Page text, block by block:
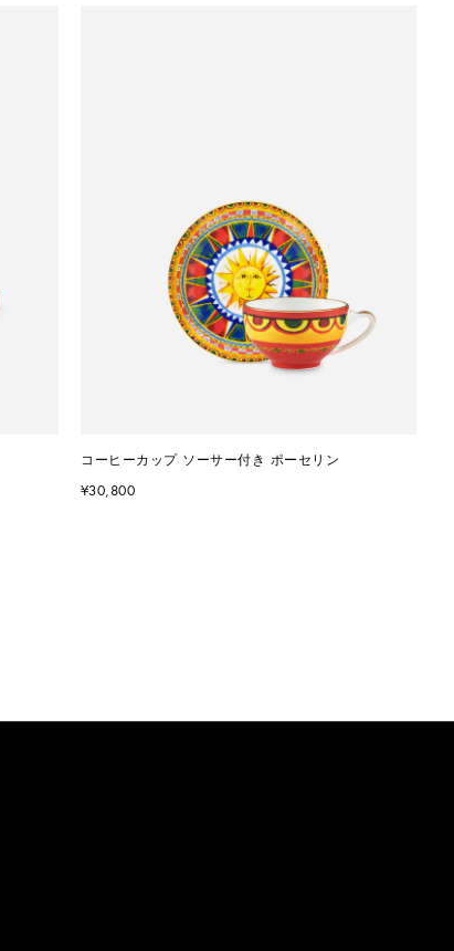
コーヒーカップ ソーサー付き ポーセリン
¥30,800